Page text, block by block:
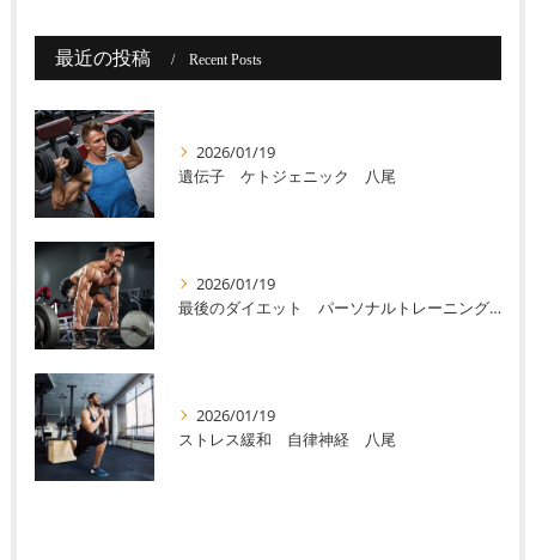
最近の投稿 Recent Posts
2026/01/19
遺伝子 ケトジェニック 八尾
2026/01/19
最後のダイエット パーソナルトレーニング 八尾
2026/01/19
ストレス緩和 自律神経 八尾